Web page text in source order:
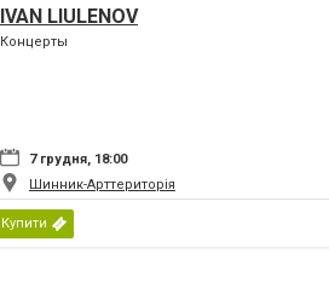
IVAN LIULENOV
Концерты
7 грудня, 18:00
Шинник-Арттериторія
Купити